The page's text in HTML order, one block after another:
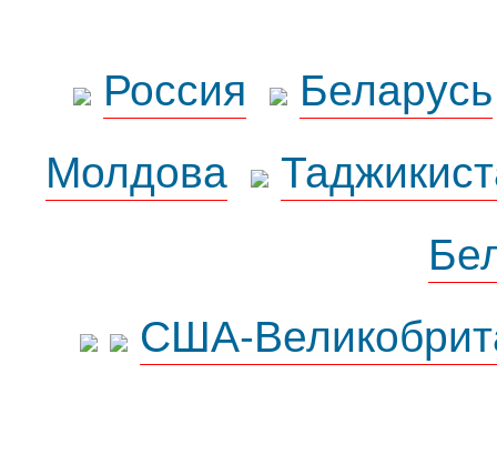
Россия
Беларусь
Молдова
США-